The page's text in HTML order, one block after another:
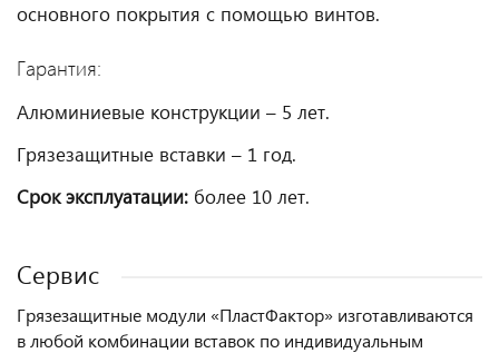
основного покрытия с помощью винтов.
Гарантия:
Алюминиевые конструкции – 5 лет.
Грязезащитные вставки – 1 год.
Срок эксплуатации: более 10 лет.
Сервис
Грязезащитные модули «ПластФактор» изготавливаются
в любой комбинации вставок по индивидуальным